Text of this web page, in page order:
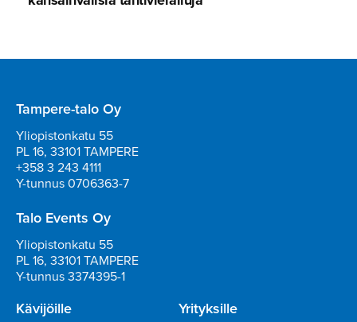
Tampere-talo Oy
Yliopistonkatu 55
PL 16, 33101 TAMPERE
+358 3 243 4111
Y-tunnus 0706363-7
Talo Events Oy
Yliopistonkatu 55
PL 16, 33101 TAMPERE
Y-tunnus 3374395-1
Kävijöille Yrityksille